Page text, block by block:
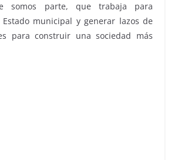
somos parte, que trabaja para
municipal y generar lazos de
para construir una sociedad más